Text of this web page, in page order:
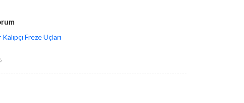
Freze Uçları